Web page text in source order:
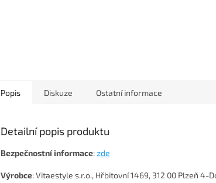
Popis Diskuze Ostatní informace
Detailní popis produktu
Bezpečnostní informace:zde
Výrobce: Vitaestyle s.r.o., Hřbitovní 1469, 312 00 Plzeň 4-